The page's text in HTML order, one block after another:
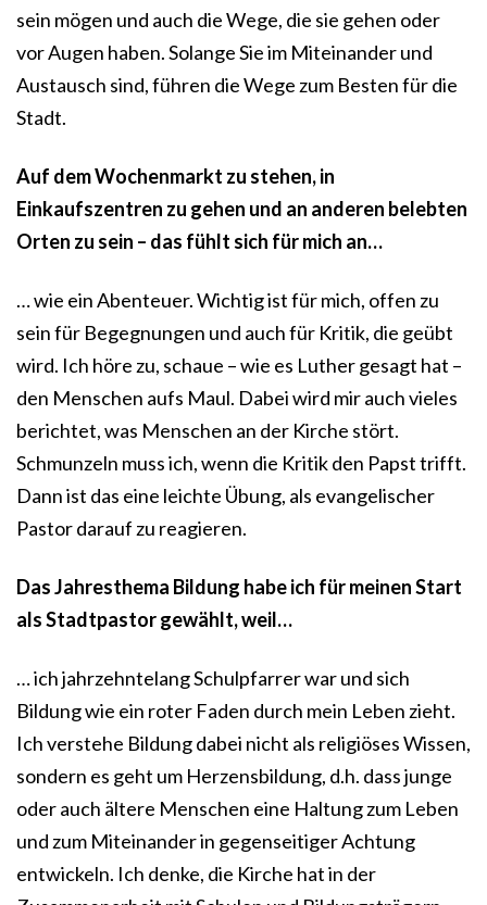
sein mögen und auch die Wege, die sie gehen oder
vor Augen haben. Solange Sie im Miteinander und
Austausch sind, führen die Wege zum Besten für die
Stadt.
Auf dem Wochenmarkt zu stehen, in
Einkaufszentren zu gehen und an anderen belebten
Orten zu sein – das fühlt sich für mich an…
… wie ein Abenteuer. Wichtig ist für mich, offen zu
sein für Begegnungen und auch für Kritik, die geübt
wird. Ich höre zu, schaue – wie es Luther gesagt hat –
den Menschen aufs Maul. Dabei wird mir auch vieles
berichtet, was Menschen an der Kirche stört.
Schmunzeln muss ich, wenn die Kritik den Papst trifft.
Dann ist das eine leichte Übung, als evangelischer
Pastor darauf zu reagieren.
Das Jahresthema Bildung habe ich für meinen Start
als Stadtpastor gewählt, weil…
… ich jahrzehntelang Schulpfarrer war und sich
Bildung wie ein roter Faden durch mein Leben zieht.
Ich verstehe Bildung dabei nicht als religiöses Wissen,
sondern es geht um Herzensbildung, d.h. dass junge
oder auch ältere Menschen eine Haltung zum Leben
und zum Miteinander in gegenseitiger Achtung
entwickeln. Ich denke, die Kirche hat in der